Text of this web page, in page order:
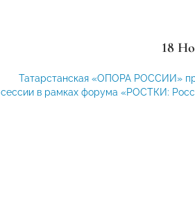
18
Татарстанская «ОПОРА РОССИИ»
сессии в рамках форума «РОСТКИ: